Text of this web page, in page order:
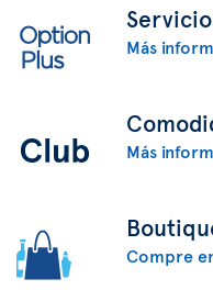
Más
Más
Compre